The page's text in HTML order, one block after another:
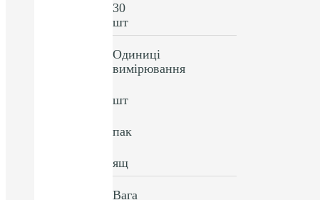
30
шт
Одиниці
вимірювання
шт
пак
ящ
Вага